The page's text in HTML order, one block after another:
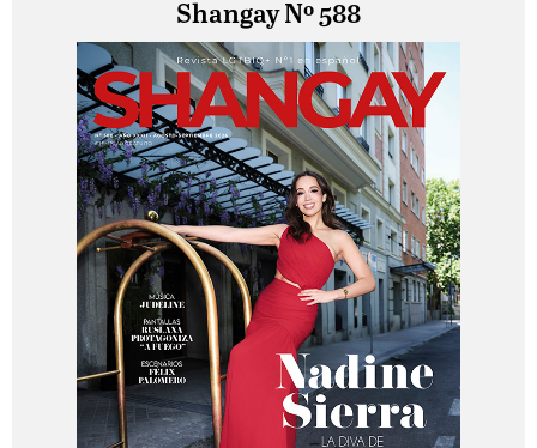
Shangay Nº 588